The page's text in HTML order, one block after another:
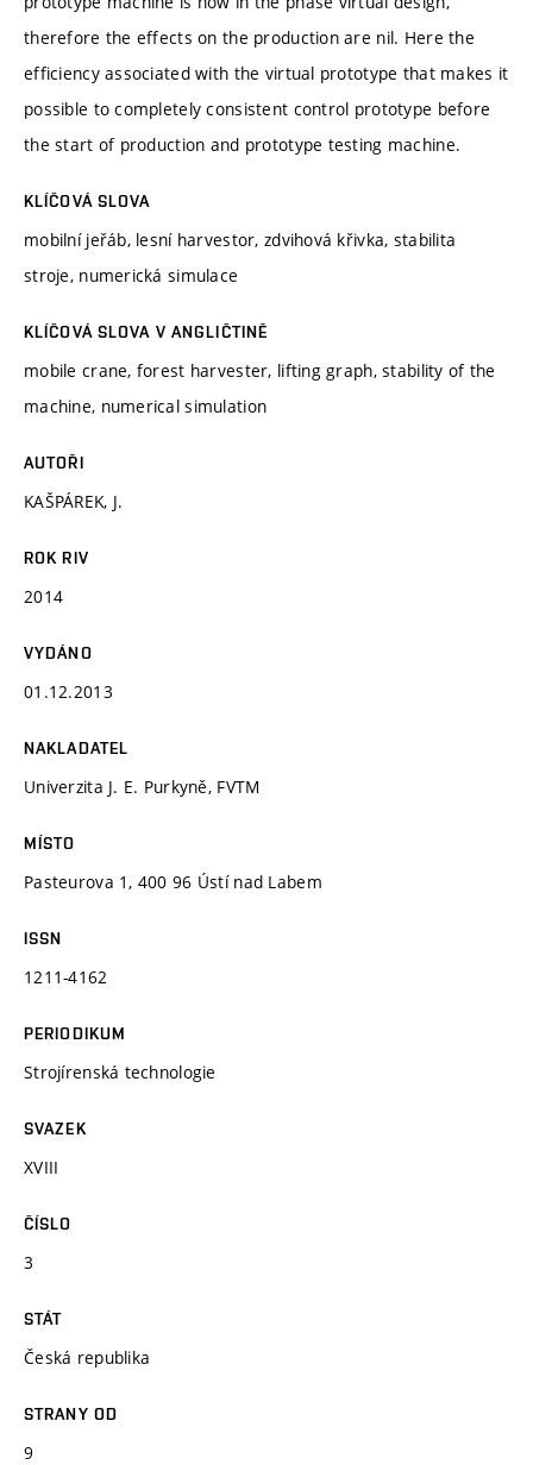
therefore the effects on the production are nil. Here the
efficiency associated with the virtual prototype that makes it
possible to completely consistent control prototype before
the start of production and prototype testing machine.
KLÍČOVÁ SLOVA
mobilní jeřáb, lesní harvestor, zdvihová křivka, stabilita
stroje, numerická simulace
KLÍČOVÁ SLOVA V ANGLIČTINĚ
mobile crane, forest harvester, lifting graph, stability of the
machine, numerical simulation
AUTOŘI
KAŠPÁREK, J.
ROK RIV
2014
VYDÁNO
01.12.2013
NAKLADATEL
Univerzita J. E. Purkyně, FVTM
MÍSTO
Pasteurova 1, 400 96 Ústí nad Labem
ISSN
1211-4162
PERIODIKUM
Strojírenská technologie
SVAZEK
XVIII
ČÍSLO
3
STÁT
Česká republika
STRANY OD
9